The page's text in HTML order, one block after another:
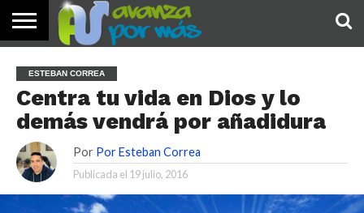
PALABRA
DE HOY
DEVOCIONALES
NOTICIAS
TESTIMONIOS
ORACIONES
SOBRE
NOSOTROS
IMÁGENES
ESTEBAN CORREA
Centra tu vida en Dios y lo
demás vendrá por añadidura
Por Por Esteban Correa
Publicada el 19 julio, 2016